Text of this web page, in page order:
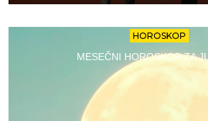
HOROSKOP
MESEČNI HOROSKOP ZA